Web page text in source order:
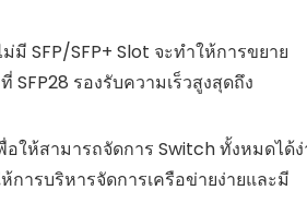
SFP/SFP+ Slot จะทำให้การขยาย
SFP28 รองรับความเร็วสูงสุดถึง
ให้สามารถจัดการ Switch ทั้งหมดได้
ารบริหารจัดการเครือข่ายง่ายและมี